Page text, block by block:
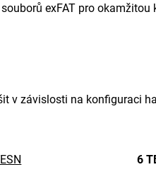
exFAT pro
v závislosti na konfiguraci
6